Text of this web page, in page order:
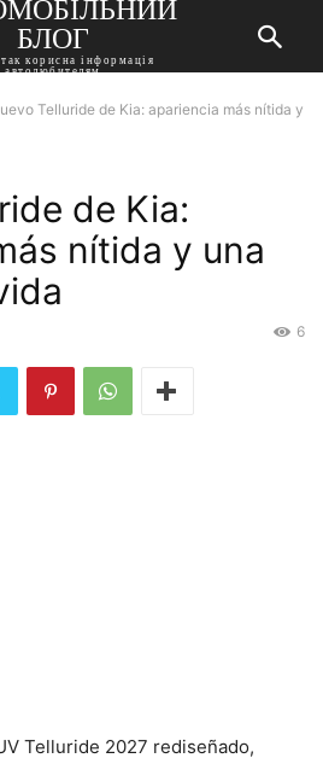
БЛОГ
корисна інформація
автолюбителям
Telluride de Kia: apariencia más nítida y
de Kia:
nítida y una
6
Telluride 2027 rediseñado,